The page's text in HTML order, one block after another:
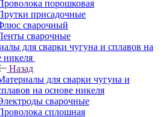
порошковая
присадочные
сварочный
сварочные
для сварки чугуна и сплавов на
никеля
Назад
для сварки чугуна и
на основе никеля
сварочные
сплошная